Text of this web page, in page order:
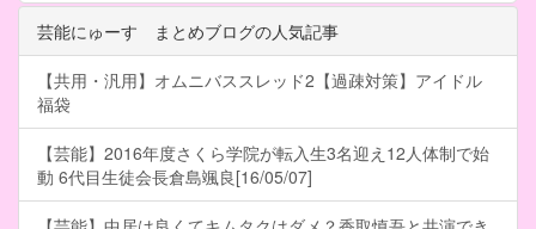
芸能にゅーす まとめブログの人気記事
【共用・汎用】オムニバススレッド2【過疎対策】アイドル
福袋
【芸能】2016年度さくら学院が転入生3名迎え12人体制で始
動 6代目生徒会長倉島颯良[16/05/07]